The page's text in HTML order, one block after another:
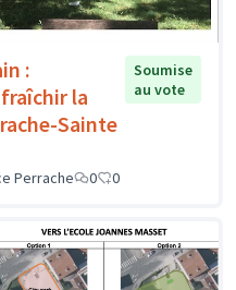
:
la
Sainte
Soumise
au vote
Perrache 0 0